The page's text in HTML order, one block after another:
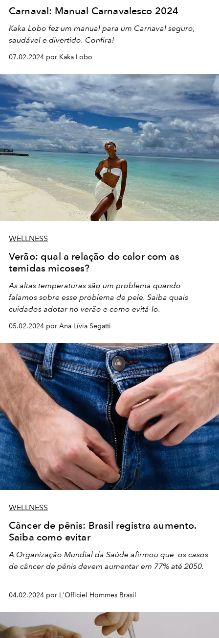
Carnaval: Manual Carnavalesco 2024
Kaka Lobo fez um manual para um Carnaval seguro,
saudável e divertido. Confira!
07.02.2024 por Kaka Lobo
WELLNESS
Verão: qual a relação do calor com as
temidas micoses?
As altas temperaturas são um problema quando
falamos sobre esse problema de pele. Saiba quais
cuidados adotar no verão e como evitá-lo.
05.02.2024 por Ana Lívia Segatti
WELLNESS
Câncer de pênis: Brasil registra aumento.
Saiba como evitar
A Organização Mundial da Saúde afirmou que os casos
de câncer de pênis devem aumentar em 77% até 2050.
04.02.2024 por L'Officiel Hommes Brasil